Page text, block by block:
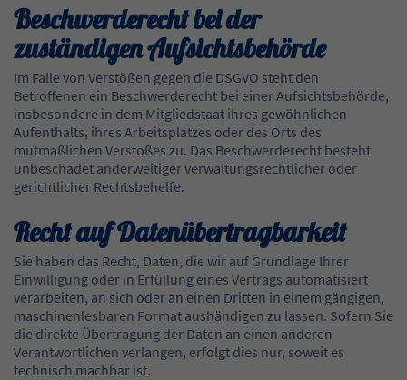
Beschwerde­recht bei der
zuständigen Aufsichts­behörde
Im Falle von Verstößen gegen die DSGVO steht den
Betroffenen ein Beschwerderecht bei einer Aufsichtsbehörde,
insbesondere in dem Mitgliedstaat ihres gewöhnlichen
Aufenthalts, ihres Arbeitsplatzes oder des Orts des
mutmaßlichen Verstoßes zu. Das Beschwerderecht besteht
unbeschadet anderweitiger verwaltungsrechtlicher oder
gerichtlicher Rechtsbehelfe.
Recht auf Daten­übertrag­barkeit
Sie haben das Recht, Daten, die wir auf Grundlage Ihrer
Einwilligung oder in Erfüllung eines Vertrags automatisiert
verarbeiten, an sich oder an einen Dritten in einem gängigen,
maschinenlesbaren Format aushändigen zu lassen. Sofern Sie
die direkte Übertragung der Daten an einen anderen
Verantwortlichen verlangen, erfolgt dies nur, soweit es
technisch machbar ist.